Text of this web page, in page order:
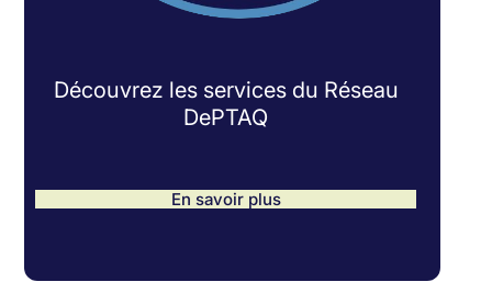
Découvrez les services du Réseau
DePTAQ
En savoir plus